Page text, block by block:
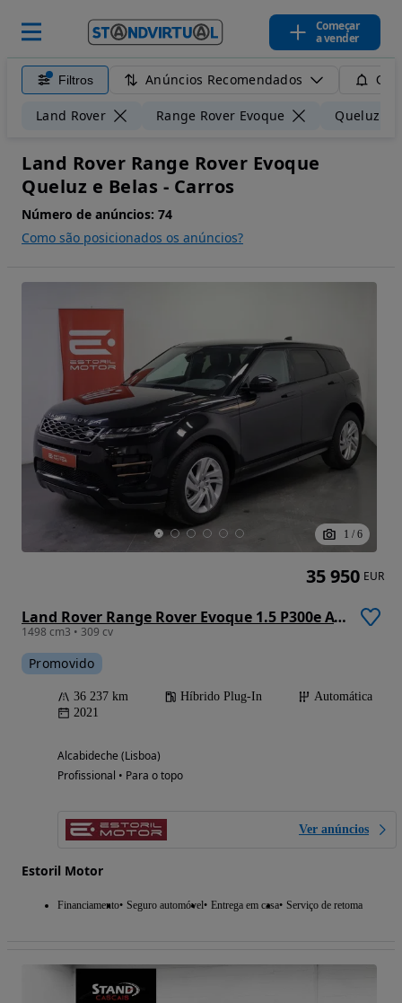
Começar
a vender
Filtros Anúncios Recomendados
Land Rover Range Rover Evoque Queluz e
Land Rover Range Rover Evoque
Queluz e Belas - Carros
Número de anúncios: 74
Como são posicionados os anúncios?
1 / 6
Land Rover Range Rover Evoque 1.5 P300e AWD R-Dynamic S Auto
1498 cm3 • 309 cv
Promovido
36 237 km Híbrido Plug-In
Automática
2021
Alcabideche (Lisboa)
Profissional • Para o topo
Ver anúncios
Estoril Motor
Financiamento Seguro automóvel Entrega em casa Serviço de retoma
35 950 EUR